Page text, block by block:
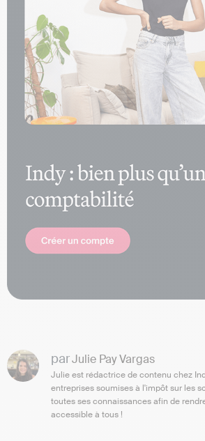
parJulie Pay Vargas
Julie est rédactrice de contenu chez
entreprises soumises à l'impôt sur les
toutes ses connaissances afin de
accessible à tous !